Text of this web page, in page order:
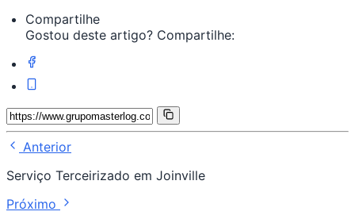
Compartilhe
Gostou deste artigo? Compartilhe:
Anterior
Serviço Terceirizado em Joinville
Próximo